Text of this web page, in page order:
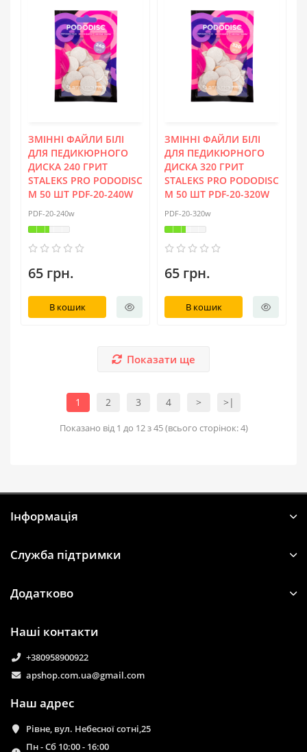
ЗМІННІ ФАЙЛИ БІЛІ
ДЛЯ ПЕДИКЮРНОГО
ДИСКА 240 ГРИТ
STALEKS PRO PODODISC
M 50 ШТ PDF-20-240W
PDF-20-240w
65 грн.
В кошик
ЗМІННІ ФАЙЛИ БІЛІ
ДЛЯ ПЕДИКЮРНОГО
ДИСКА 320 ГРИТ
STALEKS PRO PODODISC
M 50 ШТ PDF-20-320W
PDF-20-320w
65 грн.
В кошик
Показати ще
1 2 3 4 > >|
Показано від 1 до 12 з 45 (всього сторінок: 4)
Iнформація
Служба підтримки
Додатково
Наші контакти
+380958900922
apshop.com.ua@gmail.com
Наш адрес
Рівне, вул. Небесної сотні,25
Пн - Сб 10:00 - 16:00